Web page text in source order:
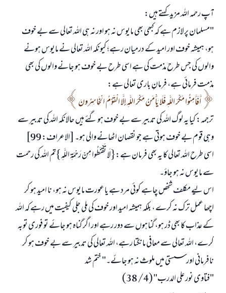
آپ رحمہ اللہ مزید کہتے ہیں:
"مسلمان پر لازم ہے کہ کبھی بھی مایوس نہ ہو اور نہ ہی اللہ تعالی سے بے خوف
ہو، ہمیشہ خوف اور امید کے درمیان رہے؛ کیونکہ اللہ تعالی نے مایوس ہونے
والوں کی جس طرح مذمت کی ہے اسی طرح بے خوف ہو جانے والوں کی بھی
مذمت فرمائی ہے، فرمانِ باری تعالی ہے:
أَفَأَمِنُوا مَكْرَ اللَّهِ فَلَا يَأْمَنُ مَكْرَ اللَّهِ إِلَّا الْقَوْمُ الْخَاسِرُونَ
ترجمہ: کیا یہ لوگ اللہ کی تدبیر سے بے خوف ہو گئے ہیں حالانکہ اللہ کی تدبیر سے
وہی قوم بے خوف ہوتی ہے جو نقصان اٹھانے والی ہو۔ [الاعراف: 99]
اسی طرح اللہ تعالی کا یہ بھی فرمان ہے: { لَا تَقْنَطُوا مِنْ رَحْمَةِ اللَّهِ } تم اللہ کی رحمت
سے مایوس نہ ہو جاؤ۔
اس لیے مکلف شخص چاہے کوئی مرد ہے یا عورت مایوس نہ ہو، نا امید ہو کر
اچھا عمل ترک نہ کرے ، بلکہ ہمیشہ امید اور خوف کی ملی جلی کیفیت میں رہے کہ اللہ
کے عذاب کا بھی ڈر ہو، گناہوں سے دور رہے اور اگر گناہ ہو جائے تو فوری توبہ
کرے، اللہ تعالی سے معافی مانگتا رہے، اللہ تعالی کی تدبیر سے بے خوف ہو کر
نافرمانی اور سستی میں ملوث نہ ہو جائے۔" ختم شد
"فتاوى نور على الدرب" (4/ 38)